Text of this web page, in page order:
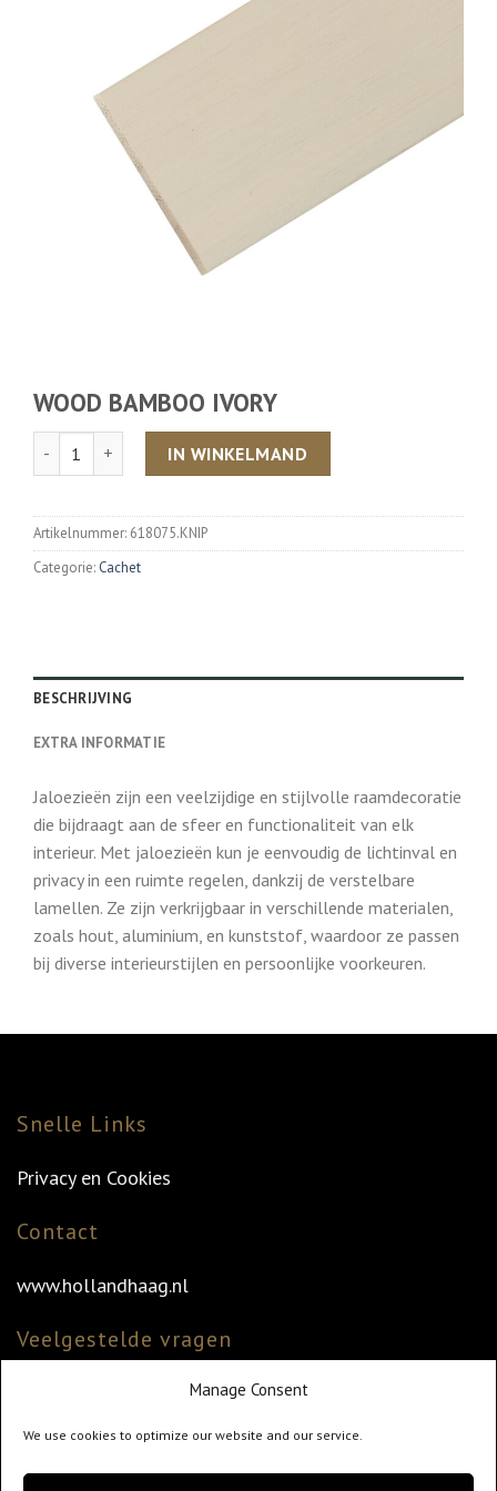
Manage Consent
We use cookies to optimize our website and our service.
WOOD BAMBOO IVORY
IN WINKELMAND
Artikelnummer: 618075.KNIP
Categorie: Cachet
BESCHRIJVING
EXTRA INFORMATIE
Jaloezieën zijn een veelzijdige en stijlvolle raamdecoratie
die bijdraagt aan de sfeer en functionaliteit van elk
interieur. Met jaloezieën kun je eenvoudig de lichtinval en
privacy in een ruimte regelen, dankzij de verstelbare
lamellen. Ze zijn verkrijgbaar in verschillende materialen,
zoals hout, aluminium, en kunststof, waardoor ze passen
bij diverse interieurstijlen en persoonlijke voorkeuren.
Snelle Links
Privacy en Cookies
Contact
www.hollandhaag.nl
Veelgestelde vragen
Veelgestelde vragen
Klantenservice